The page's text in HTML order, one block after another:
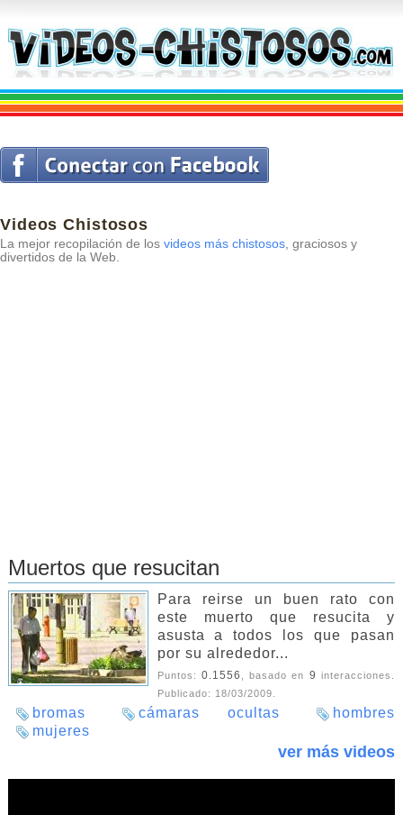
Videos Chistosos
La mejor recopilación de los videos más chistosos, graciosos y
divertidos de la Web.
Muertos que resucitan
Para reirse un buen rato con
este muerto que resucita y
asusta a todos los que pasan
por su alrededor...
Puntos: 0.1556 , basado en 9 interacciones.
Publicado: 18/03/2009.
bromas cámaras ocultas
hombres
mujeres
ver más videos